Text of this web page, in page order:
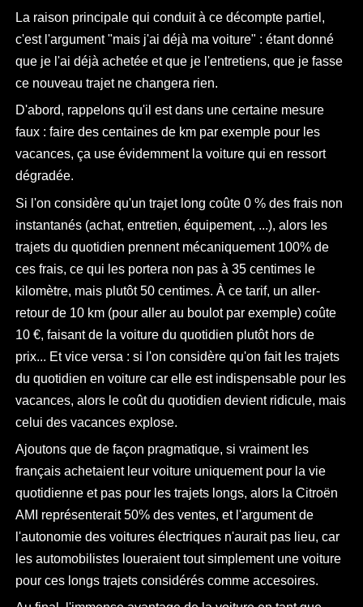
La raison principale qui conduit à ce décompte partiel,
c'est l'argument "mais j'ai déjà ma voiture" : étant donné
que je l'ai déjà achetée et que je l'entretiens, que je fasse
ce nouveau trajet ne changera rien.
D'abord, rappelons qu'il est dans une certaine mesure
faux : faire des centaines de km par exemple pour les
vacances, ça use évidemment la voiture qui en ressort
dégradée.
Si l'on considère qu'un trajet long coûte 0 % des frais non
instantanés (achat, entretien, équipement, ...), alors les
trajets du quotidien prennent mécaniquement 100% de
ces frais, ce qui les portera non pas à 35 centimes le
kilomètre, mais plutôt 50 centimes. À ce tarif, un aller-
retour de 10 km (pour aller au boulot par exemple) coûte
10 €, faisant de la voiture du quotidien plutôt hors de
prix... Et vice versa : si l'on considère qu'on fait les trajets
du quotidien en voiture car elle est indispensable pour les
vacances, alors le coût du quotidien devient ridicule, mais
celui des vacances explose.
Ajoutons que de façon pragmatique, si vraiment les
français achetaient leur voiture uniquement pour la vie
quotidienne et pas pour les trajets longs, alors la Citroën
AMI représenterait 50% des ventes, et l'argument de
l'autonomie des voitures électriques n'aurait pas lieu, car
les automobilistes loueraient tout simplement une voiture
pour ces longs trajets considérés comme accesoires.